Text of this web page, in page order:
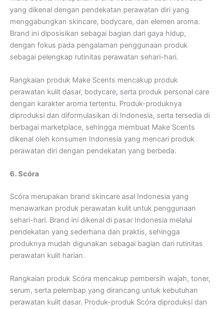
yang dikenal dengan pendekatan perawatan diri yang
menggabungkan skincare, bodycare, dan elemen aroma.
Brand ini diposisikan sebagai bagian dari gaya hidup,
dengan fokus pada pengalaman penggunaan produk
sebagai pelengkap rutinitas perawatan sehari-hari.
Rangkaian produk Make Scents mencakup produk
perawatan kulit dasar, bodycare, serta produk personal care
dengan karakter aroma tertentu. Produk-produknya
diproduksi dan diformulasikan di Indonesia, serta tersedia di
berbagai marketplace, sehingga membuat Make Scents
dikenal oleh konsumen Indonesia yang mencari produk
perawatan diri dengan pendekatan yang berbeda.
6. Scóra
Scóra merupakan brand skincare asal Indonesia yang
menawarkan produk perawatan kulit untuk penggunaan
sehari-hari. Brand ini dikenal di pasar Indonesia melalui
pendekatan yang sederhana dan praktis, sehingga
produknya mudah digunakan sebagai bagian dari rutinitas
perawatan kulit harian.
Rangkaian produk Scóra mencakup pembersih wajah, toner,
serum, serta pelembap yang dirancang untuk kebutuhan
perawatan kulit dasar. Produk-produk Scóra diproduksi dan